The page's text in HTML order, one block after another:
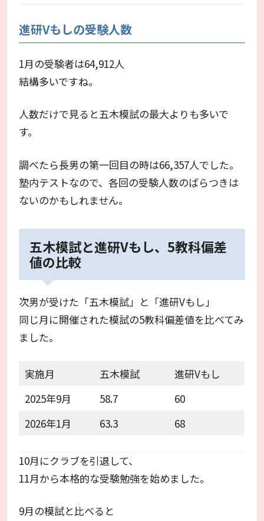
進研Vもしの受験人数
1月の受験者は64,912人
結構多いですね。
人数だけで見ると五木模試の最大よりも多いで
す。
調べたら長男の第一回目の時は66,357人でした。
塾内テストなので、各回の受験人数のばらつきは
ないのかもしれません。
五木模試と進研Vもし、5教科偏差
値の比較
次男が受けた「五木模試」と「進研Vもし」
同じ月に開催された模試の5教科偏差値を比べてみ
ました。
実施月 五木模試
進研Vもし
2025年9月
58.7
60
2026年1月
63.3 68
10月にクラブを引退して、
11月から本格的な受験勉強を始めました。
9月の模試と比べると